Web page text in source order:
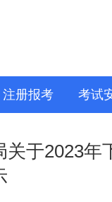
注册报考 考试
关于2023年